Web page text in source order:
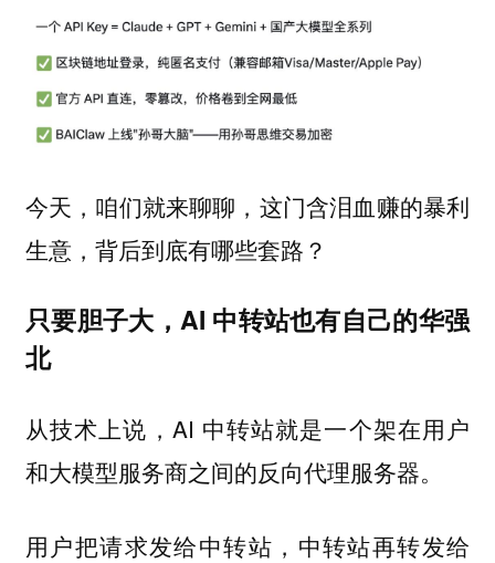
今天，咱们就来聊聊，这门含泪血赚的暴利
生意，背后到底有哪些套路？
只要胆子大，AI 中转站也有自己的华强
北
从技术上说，AI 中转站就是一个架在用户
和大模型服务商之间的反向代理服务器。
用户把请求发给中转站，中转站再转发给